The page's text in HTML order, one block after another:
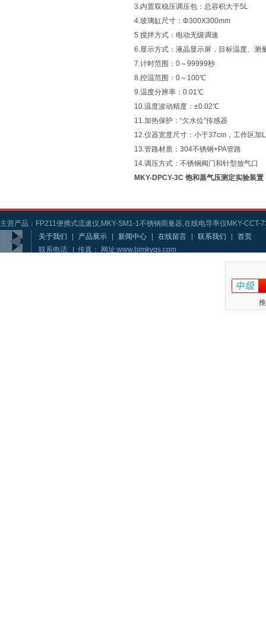
3.内置双稳压调压包：总容积大于5L
4.玻璃缸尺寸：Φ300X300mm
5.搅拌方式：电动无级调速
6.显示方式：液晶显示屏，目标温度、测
7.计时范围：0～99999秒
8.控温范围：0～100℃
9.温度分辨率：0.01℃
10.温度波动精度：±0.02℃
11.加热保护：“欠水位"传感器
12.仪器宽度尺寸：小于37cm，工作区加
13.管路材质：304不锈钢+PA管路
14.调压方式：不锈钢阀门和针型放气口
MKY-DPCY-3C 饱和蒸气压测定实验装置
主营产品：FP211便携式流速仪,MKY-SM1-1不锈钢雨量器,在线电导率仪MKY-CCT-
关于我们
产品展示 新闻中心 在线留言 联系我们
首页
联系电话: | 传真： 网址:www.bjmkygs.com